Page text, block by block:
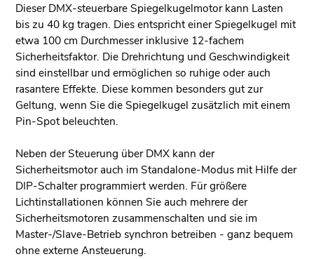
Dieser DMX-steuerbare Spiegelkugelmotor kann Lasten
bis zu 40 kg tragen. Dies entspricht einer Spiegelkugel mit
etwa 100 cm Durchmesser inklusive 12-fachem
Sicherheitsfaktor. Die Drehrichtung und Geschwindigkeit
sind einstellbar und ermöglichen so ruhige oder auch
rasantere Effekte. Diese kommen besonders gut zur
Geltung, wenn Sie die Spiegelkugel zusätzlich mit einem
Pin-Spot beleuchten.
Neben der Steuerung über DMX kann der
Sicherheitsmotor auch im Standalone-Modus mit Hilfe der
DIP-Schalter programmiert werden. Für größere
Lichtinstallationen können Sie auch mehrere der
Sicherheitsmotoren zusammenschalten und sie im
Master-/Slave-Betrieb synchron betreiben - ganz bequem
ohne externe Ansteuerung.